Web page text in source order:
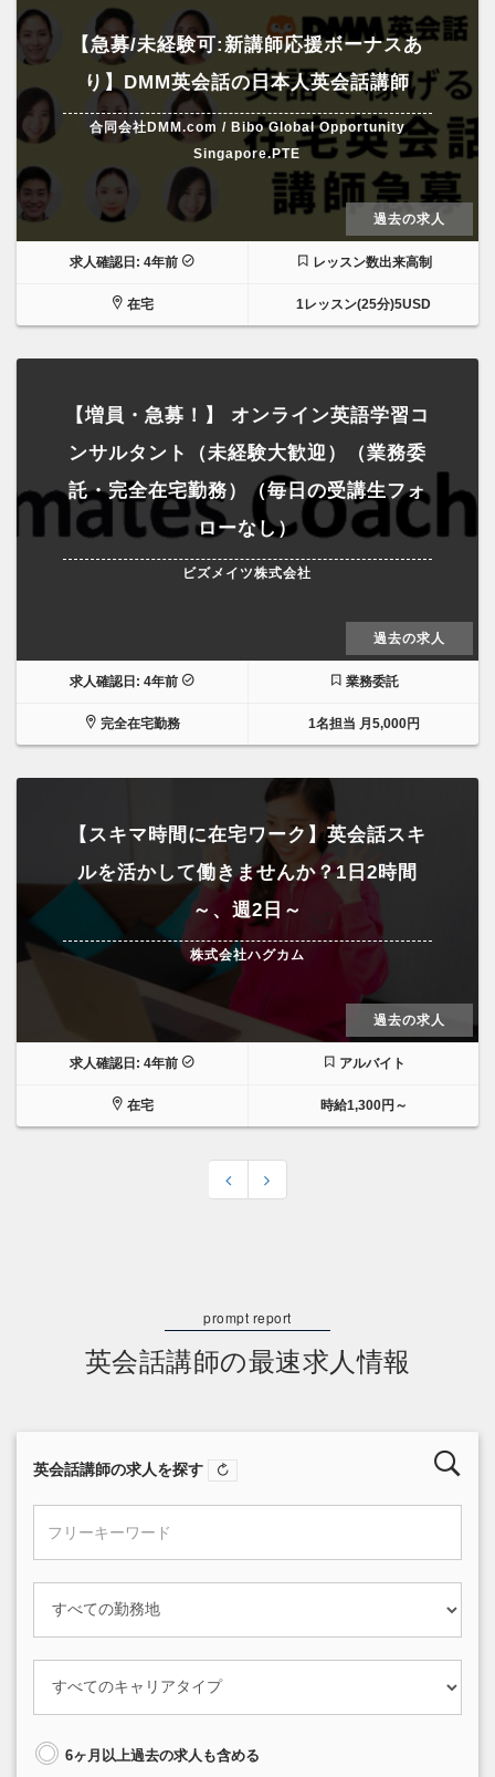
【急募/未経験可:新講師応援ボーナスあ
り】DMM英会話の日本人英会話講師
合同会社DMM.com / Bibo Global Opportunity
Singapore.PTE
過去の求人
求人確認日: 4年前 レッスン数出来高制
在宅 1レッスン(25分)5USD
【増員・急募！】 オンライン英語学習コ
ンサルタント（未経験大歓迎）（業務委
託・完全在宅勤務）（毎日の受講生フォ
ローなし）
ビズメイツ株式会社
過去の求人
求人確認日: 4年前 業務委託
完全在宅勤務 1名担当 月5,000円
【スキマ時間に在宅ワーク】英会話スキ
ルを活かして働きませんか？1日2時間
～、週2日～
株式会社ハグカム
過去の求人
求人確認日: 4年前 アルバイト
在宅 時給1,300円～
英会話講師の最速求人情報
英会話講師の求人を探す
6ヶ月以上過去の求人も含める